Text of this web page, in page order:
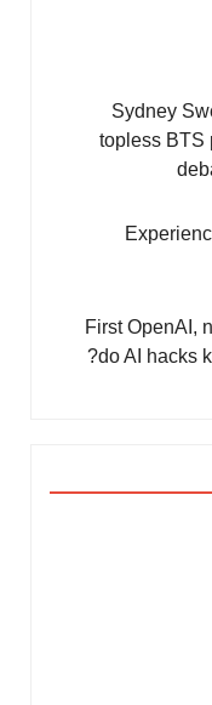
Sydney
topless BTS
First OpenAI,
do AI hacks